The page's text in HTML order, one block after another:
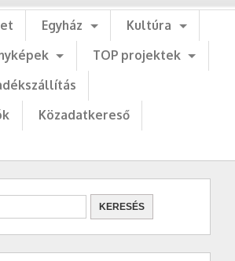
Egyház
Kultúra
TOP projektek
Közadatkereső